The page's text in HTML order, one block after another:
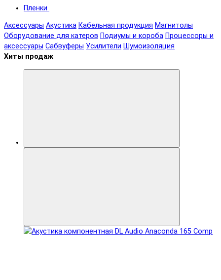
Пленки
Аксессуары Акустика Кабельная продукция Магнитолы
Оборудование для катеров Подиумы и короба Процессоры и
аксессуары Сабвуферы Усилители Шумоизоляция
Хиты продаж